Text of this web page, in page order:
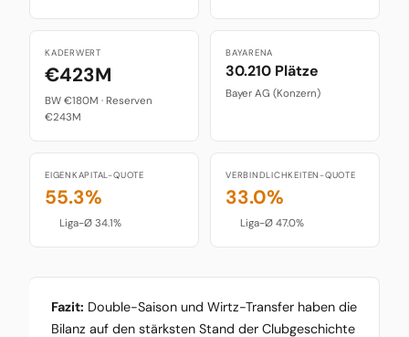
KADERWERT
€423M
BW €180M · Reserven
€243M
BAYARENA
30.210 Plätze
Bayer AG (Konzern)
EIGENKAPITAL-QUOTE
55.3%
Liga-Ø 34.1%
VERBINDLICHKEITEN-QUOTE
33.0%
Liga-Ø 47.0%
Fazit: Double-Saison und Wirtz-Transfer haben die
Bilanz auf den stärksten Stand der Clubgeschichte